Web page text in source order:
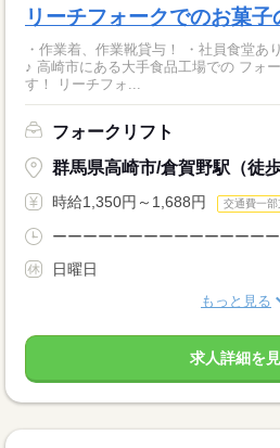
リーチフォークでのお菓
・作業着、作業靴貸与！ ・社員食堂
♪ 高崎市にある大手食品工場での フォークリフト作業員を募集しま
す！ リーチフォ...
フォークリフト
群馬県高崎市/倉賀野駅（徒歩
時給1,350円～1,688円 交通費一部
ーーーーーーーーーーーーーーー
日曜日
もっと見る
求人詳細を